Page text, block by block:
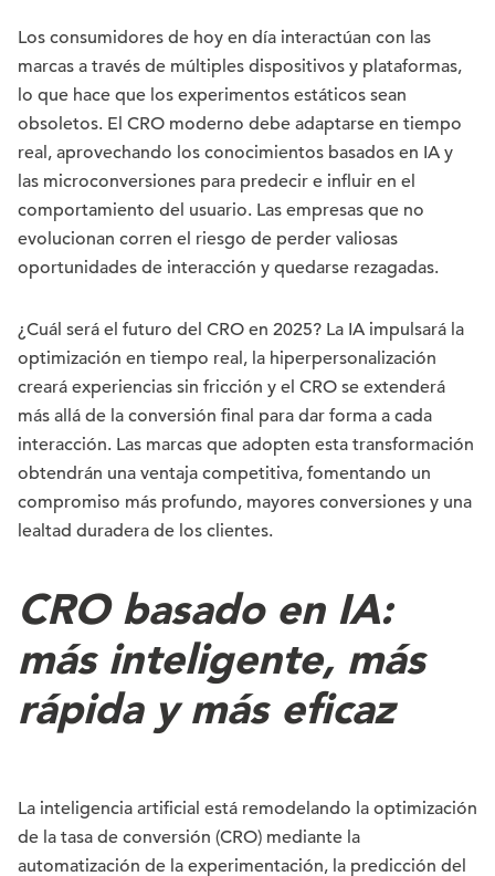
Los consumidores de hoy en día interactúan con las
marcas a través de múltiples dispositivos y plataformas,
lo que hace que los experimentos estáticos sean
obsoletos. El CRO moderno debe adaptarse en tiempo
real, aprovechando los conocimientos basados en IA y
las microconversiones para predecir e influir en el
comportamiento del usuario. Las empresas que no
evolucionan corren el riesgo de perder valiosas
oportunidades de interacción y quedarse rezagadas.
¿Cuál será el futuro del CRO en 2025? La IA impulsará la
optimización en tiempo real, la hiperpersonalización
creará experiencias sin fricción y el CRO se extenderá
más allá de la conversión final para dar forma a cada
interacción. Las marcas que adopten esta transformación
obtendrán una ventaja competitiva, fomentando un
compromiso más profundo, mayores conversiones y una
lealtad duradera de los clientes.
CRO basado en IA:
más inteligente, más
rápida y más eficaz
La inteligencia artificial está remodelando la optimización
de la tasa de conversión (CRO) mediante la
automatización de la experimentación, la predicción del